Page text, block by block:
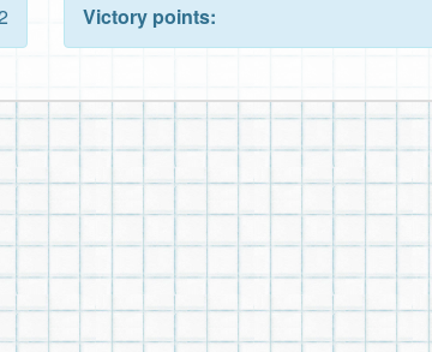
Victory points: